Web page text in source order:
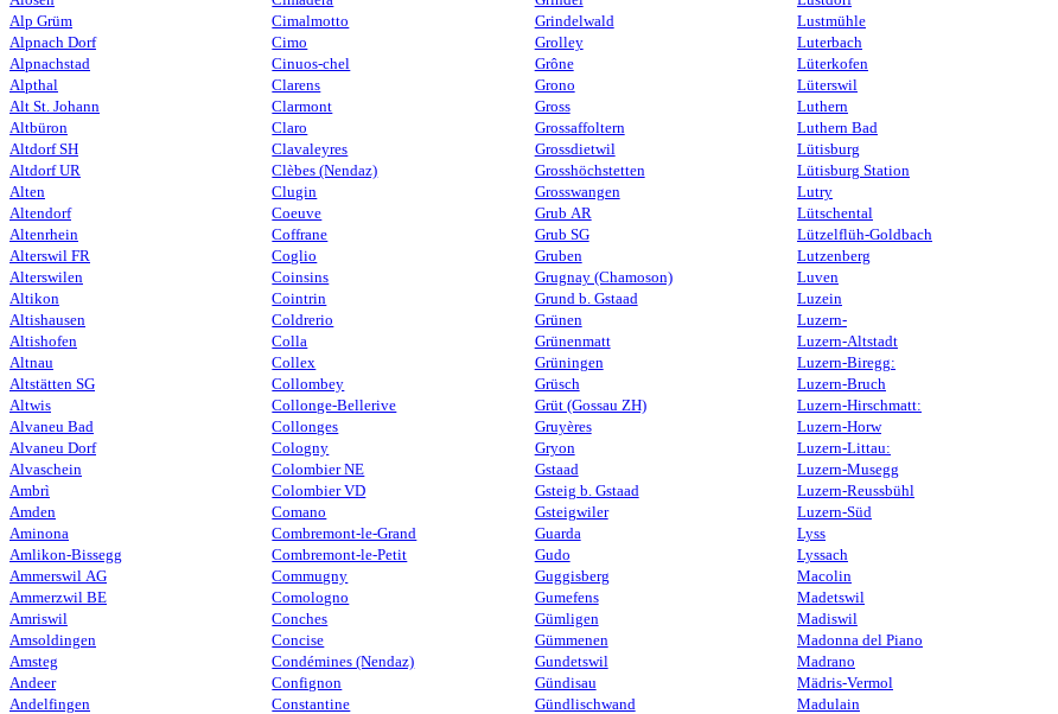
Alp Grüm
Alpnach Dorf
Alpnachstad
Alpthal
Alt St. Johann
Altbüron
Altdorf SH
Altdorf UR
Alten
Altendorf
Altenrhein
Alterswil FR
Alterswilen
Altikon
Altishausen
Altishofen
Altnau
Altstätten SG
Altwis
Alvaneu Bad
Alvaneu Dorf
Alvaschein
Ambrì
Amden
Aminona
Amlikon-Bissegg
Ammerswil AG
Ammerzwil BE
Amriswil
Amsoldingen
Amsteg
Andeer
Andelfingen
Cimalmotto
Cimo
Cinuos-chel
Clarens
Clarmont
Claro
Clavaleyres
Clèbes (Nendaz)
Clugin
Coeuve
Coffrane
Coglio
Coinsins
Cointrin
Coldrerio
Colla
Collex
Collombey
Collonge-Bellerive
Collonges
Cologny
Colombier NE
Colombier VD
Comano
Combremont-le-Grand
Combremont-le-Petit
Commugny
Comologno
Conches
Concise
Condémines (Nendaz)
Confignon
Constantine
Grindelwald
Grolley
Grône
Grono
Gross
Grossaffoltern
Grossdietwil
Grosshöchstetten
Grosswangen
Grub AR
Grub SG
Gruben
Grugnay (Chamoson)
Grund b. Gstaad
Grünen
Grünenmatt
Grüningen
Grüsch
Grüt (Gossau ZH)
Gruyères
Gryon
Gstaad
Gsteig b. Gstaad
Gsteigwiler
Guarda
Gudo
Guggisberg
Gumefens
Gümligen
Gümmenen
Gundetswil
Gündisau
Gündlischwand
Lustmühle
Luterbach
Lüterkofen
Lüterswil
Luthern
Luthern Bad
Lütisburg
Lütisburg Station
Lutry
Lütschental
Lützelflüh-Goldbach
Lutzenberg
Luven
Luzein
Luzern-
Luzern-Altstadt
Luzern-Biregg:
Luzern-Bruch
Luzern-Hirschmatt:
Luzern-Horw
Luzern-Littau:
Luzern-Musegg
Luzern-Reussbühl
Luzern-Süd
Lyss
Lyssach
Macolin
Madetswil
Madiswil
Madonna del Piano
Madrano
Mädris-Vermol
Madulain